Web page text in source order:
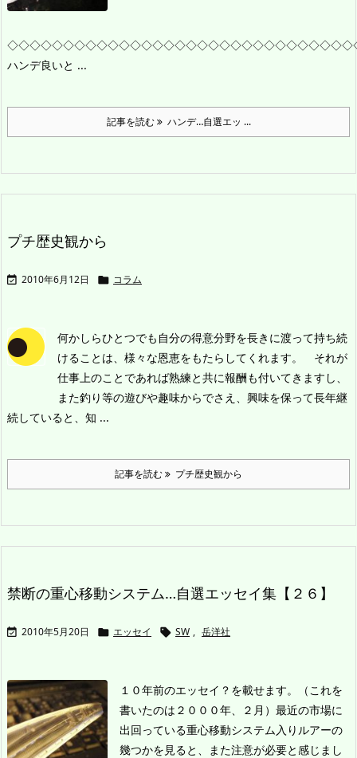
ハンデ良いと ...
記事を読む ハンデ…自選エッ ...
プチ歴史観から
 2010年6月12日  コラム
何かしらひとつでも自分の得意分野を長きに渡って持ち続
けることは、様々な恩恵をもたらしてくれます。
それが
仕事上のことであれば熟練と共に報酬も付いてきますし、
また釣り等の遊びや趣味からでさえ、興味を保って長年継
続していると、知 ...
記事を読む プチ歴史観から
禁断の重心移動システム…自選エッセイ集【２６】
 2010年5月20日  エッセイ  SW , 岳洋社
１０年前のエッセイ？を載せます。（これを
書いたのは２０００年、２月） 最近の市場に
出回っている重心移動システム入りルアーの
幾つかを見ると、また注意が必要と感じまし